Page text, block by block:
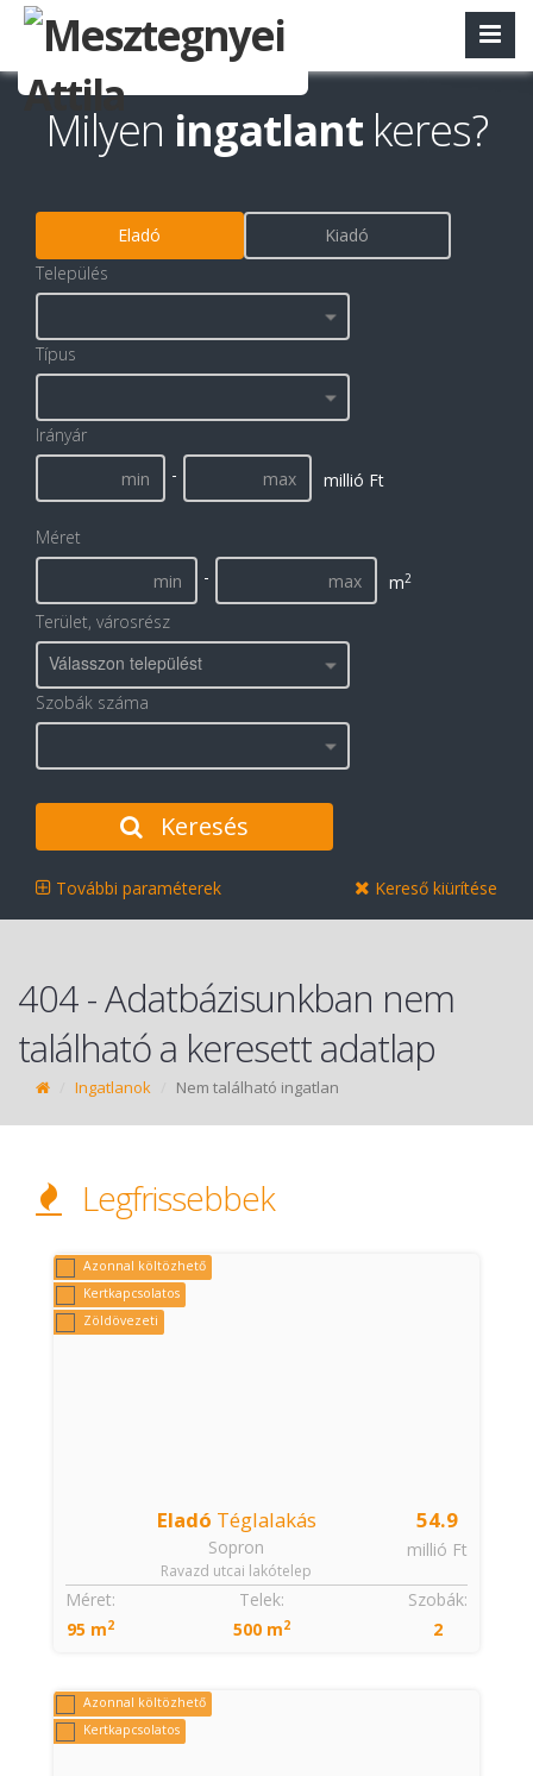
Milyen ingatlant keres?
Eladó
Kiadó
Település
Típus
Irányár
-
millió Ft
Méret
-
m2
Terület, városrész
Válasszon települést
Szobák száma
Keresés
További paraméterek Kereső kiürítése
404 - Adatbázisunkban nem
található a keresett adatlap
Ingatlanok Nem található ingatlan
Legfrissebbek
Azonnal költözhető
Kertkapcsolatos
Zöldövezeti
54.9
millió Ft
Eladó Téglalakás
Sopron
Ravazd utcai lakótelep
Szobák:
2
Méret:
95 m2
Telek:
500 m2
Azonnal költözhető
Kertkapcsolatos